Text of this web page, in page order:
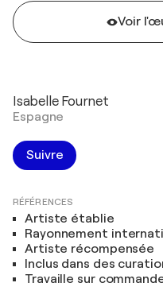
Voir
Isabelle Fournet
Espagne
Suivre
RÉFÉRENCES
Artiste établie
Rayonnement
Artiste récompensée
Inclus dans des
Travaille sur